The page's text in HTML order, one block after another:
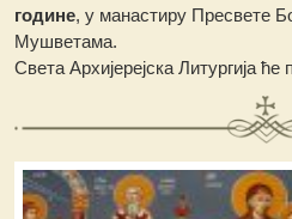
године, у манастиру Пресвете
Мушветама.
Света Архијерејска Литургија